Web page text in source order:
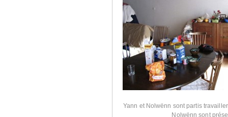
Yann et Nolwënn sont partis
Nolwënn sont